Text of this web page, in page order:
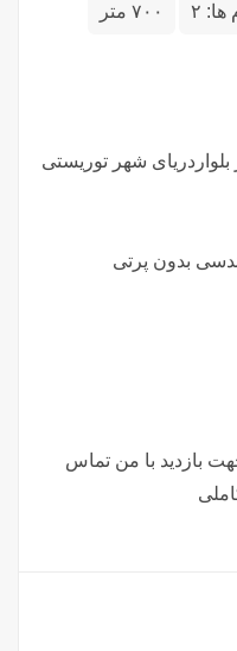
ها: ۲ ۷۰۰ متر
۱۴۰متری در بلواردریای شهر توریستی
بدون پرتی
بازدید با من تماس